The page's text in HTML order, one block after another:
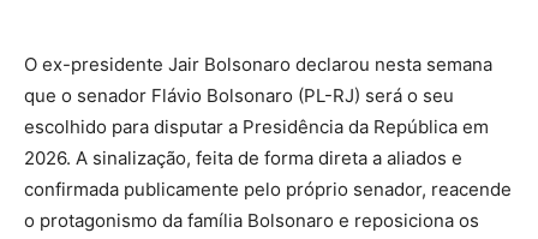
O ex-presidente Jair Bolsonaro declarou nesta semana
que o senador Flávio Bolsonaro (PL-RJ) será o seu
escolhido para disputar a Presidência da República em
2026. A sinalização, feita de forma direta a aliados e
confirmada publicamente pelo próprio senador, reacende
o protagonismo da família Bolsonaro e reposiciona os